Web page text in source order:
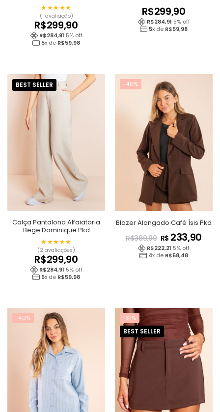
R$299,90
★★★★★
★★★★★
(1 avaliação)
R$284,91 5% off
5x de R$59,98
R$299,90
R$284,91 5% off
5x de R$59,98
BEST SELLER
Calça Pantalona Alfaiataria
Bege Dominique Pkd
R$299,90
★★★★★
★★★★★
(2 avaliações)
R$284,91 5% off
5x de R$59,98
-40%
Blazer Alongado Café Ísis Pkd
R$389,90 R$ 233,90
R$222,21 5% off
4x de R$58,48
-40% -31%
BEST SELLER